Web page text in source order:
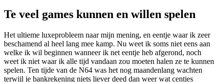
Te veel games kunnen en willen spelen
Het ultieme luxeprobleem naar mijn mening, en eentje waar ik zeer
beschamend al heel lang mee kamp. Nu weet ik soms niet eens aan
welke ik wil beginnen wanneer ik net eentje heb afgerond, noch
weet ik niet waar ik alle tijd vandaan zou moeten halen ze te kunnen
spelen. Ten tijde van de N64 was het nog maandenlang wachten
terwijl je bankrekening niets liever deed dan weer wat centjes